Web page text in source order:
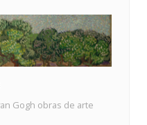
Gogh obras de arte